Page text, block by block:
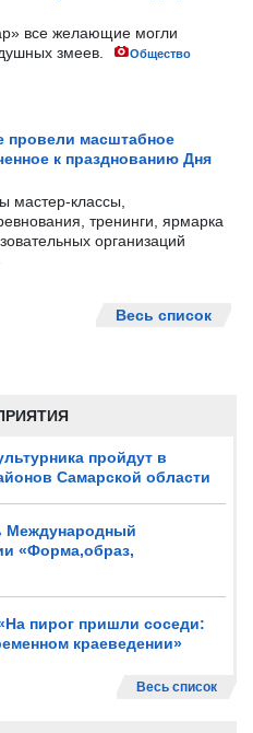
пройдут в
Самарской области
Международный
«Форма,образ,
пирог пришли соседи:
краеведении»
Весь список
все желающие могли
змеев.
Общество
провели масштабное
к празднованию Дня
мастер-классы,
тренинги, ярмарка
организаций
Весь список